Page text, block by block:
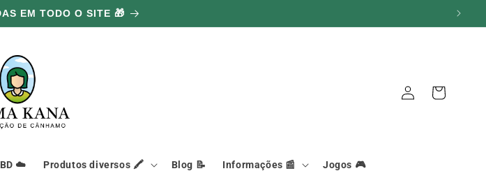
EM TODO O SITE 🎁
☁️ Produtos diversos 🖍️ Blog 📝 Informações 📰 Jogos 🎮
sessão
Carrinho